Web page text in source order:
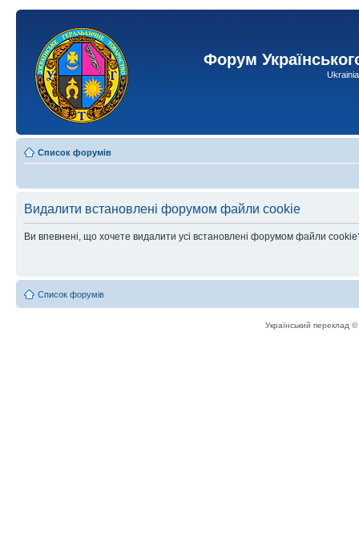
Форум
Список форумів
Видалити встановлені форумом файли cookie
Ви впевнені, що хочете видалити усі встановлені форумом файли
Список форумів
Український переклад